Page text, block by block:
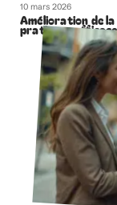
10 mars 2026
Amélioration de
pratiques